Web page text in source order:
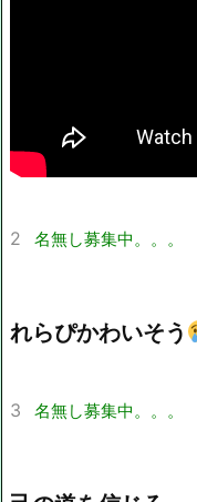
2 名無し募集中。。。
れらぴかわいそう
3 名無し募集中。。。